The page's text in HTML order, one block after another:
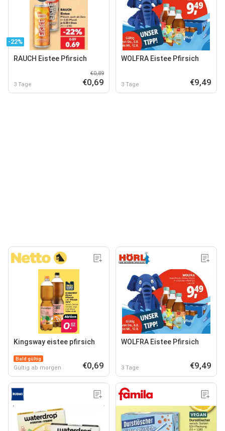
-22%
RAUCH Eistee Pfirsich
3 Tage
€0,89
€0,69
WOLFRA Eistee Pfirsich
3 Tage €9,49
Kingsway eistee pfirsich
Bald gültig
Gültig ab morgen €0,69
WOLFRA Eistee Pfirsich
3 Tage €9,49